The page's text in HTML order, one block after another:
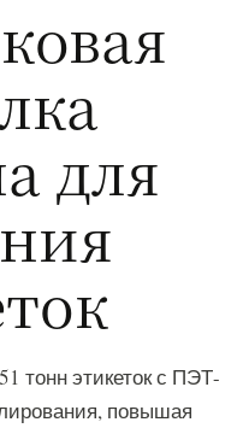
для
тонн этикеток с ПЭТ-
повышая